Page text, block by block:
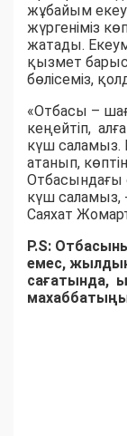
жұбайым
жүргеніміз
жатады.
қызмет
бөлісеміз,
«Отбасы –
кеңейтіп,
күш саламыз.
атанып,
Отбасындағы
күш саламыз,
Саяхат
P.S:
емес, жылдың
сағатында,